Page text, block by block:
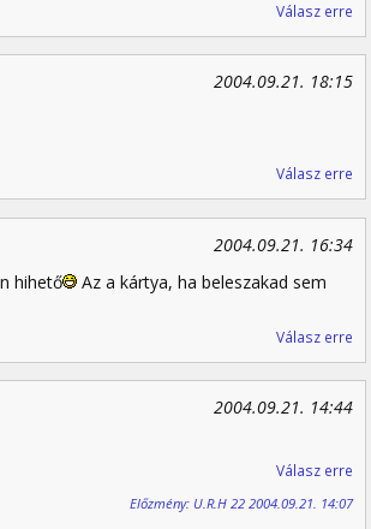
Válasz erre
2004.09.21. 18:15
Válasz erre
2004.09.21. 16:34
hihető
Az a kártya, ha beleszakad sem
Válasz erre
2004.09.21. 14:44
Válasz erre
Előzmény: U.R.H 22 2004.09.21. 14:07